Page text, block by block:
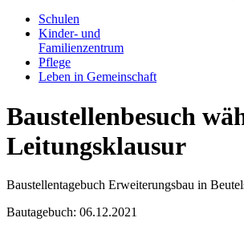
Schulen
Kinder- und
Familienzentrum
Pflege
Leben in Gemeinschaft
Baustellenbesuch
Leitungsklausur
Baustellentagebuch Erweiterungsbau in
Bautagebuch: 06.12.2021